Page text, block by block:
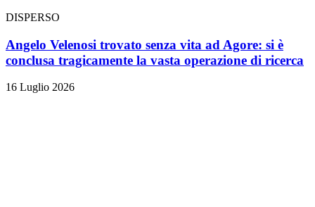
DISPERSO
Angelo Velenosi trovato senza vita ad Agore: si è
conclusa tragicamente la vasta operazione di ricerca
16 Luglio 2026